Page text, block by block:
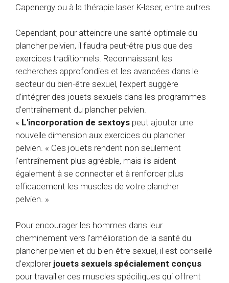
Capenergy ou à la thérapie laser K-laser, entre autres.
Cependant, pour atteindre une santé optimale du
plancher pelvien, il faudra peut-être plus que des
exercices traditionnels. Reconnaissant les
recherches approfondies et les avancées dans le
secteur du bien-être sexuel, l’expert suggère
d’intégrer des jouets sexuels dans les programmes
d’entraînement du plancher pelvien.
« L'incorporation de sextoys peut ajouter une
nouvelle dimension aux exercices du plancher
pelvien. « Ces jouets rendent non seulement
l'entraînement plus agréable, mais ils aident
également à se connecter et à renforcer plus
efficacement les muscles de votre plancher
pelvien. »
Pour encourager les hommes dans leur
cheminement vers l’amélioration de la santé du
plancher pelvien et du bien-être sexuel, il est conseillé
d’explorer jouets sexuels spécialement conçus
pour travailler ces muscles spécifiques qui offrent